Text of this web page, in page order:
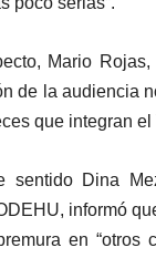
Mario
de la audiencia
que integran
sentido Dina
informó
en “otros